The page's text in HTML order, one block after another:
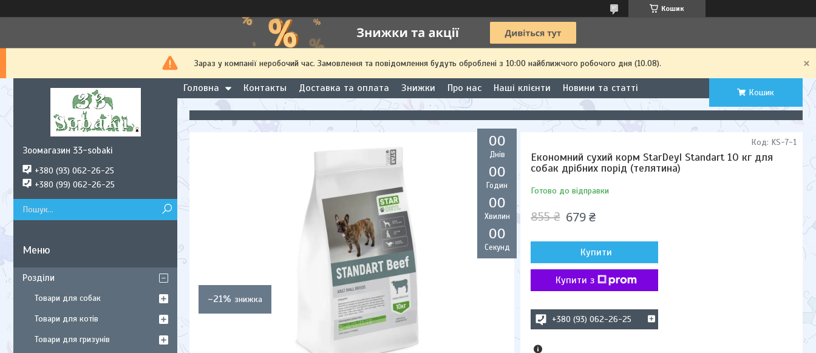
Кошик
Зараз у компанії неробочий час. Замовлення та повідомлення будуть оброблені з 10:00 найближчого робочого дня (10.08).
Головна Контакты Доставка та оплата Знижки Про нас Наші клієнти Новини та статті Кошик
00
Днів
00
Годин
00
Хвилин
00
Секунд
–21%
Економний сухий корм StarDeyl Standart 10 кг для
собак дрібних порід (телятина)
Готово до відправки
Код: KS-7-1
855 ₴ 679 ₴
Купити
Купити з
+380 (93) 062-26-25
Зоомагазин 33-sobaki
+380 (93) 062-26-25
+380 (99) 062-26-25
Розділи
Товари для собак
Товари для котів
Товари для гризунів